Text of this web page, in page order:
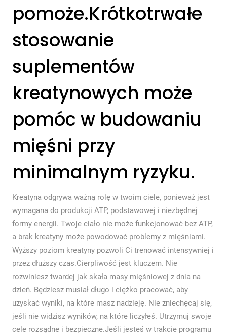
pomoże.Krótkotrwałe
stosowanie
suplementów
kreatynowych może
pomóc w budowaniu
mięśni przy
minimalnym ryzyku.
Kreatyna odgrywa ważną rolę w twoim ciele, ponieważ jest
wymagana do produkcji ATP, podstawowej i niezbędnej
formy energii. Twoje ciało nie może funkcjonować bez ATP,
a brak kreatyny może powodować problemy z mięśniami.
Wyższy poziom kreatyny pozwoli Ci trenować intensywniej i
przez dłuższy czas.Cierpliwość jest kluczem. Nie
rozwiniesz twardej jak skała masy mięśniowej z dnia na
dzień. Będziesz musiał długo i ciężko pracować, aby
uzyskać wyniki, na które masz nadzieję. Nie zniechęcaj się,
jeśli nie widzisz wyników, na które liczyłeś. Utrzymuj swoje
cele rozsądne i bezpieczne.Jeśli jesteś w trakcie programu